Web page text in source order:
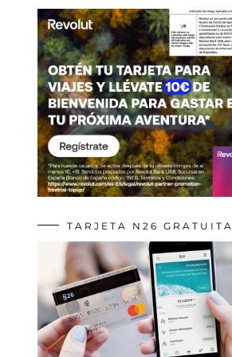
TARJETA N26 GRATUITA